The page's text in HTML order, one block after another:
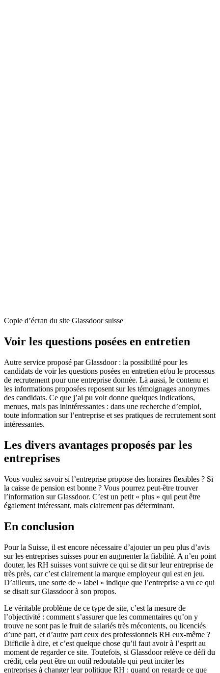
Copie d’écran du site Glassdoor suisse
Voir les questions posées en entretien
Autre service proposé par Glassdoor : la possibilité pour les
candidats de voir les questions posées en entretien et/ou le processus
de recrutement pour une entreprise donnée. Là aussi, le contenu et
les informations proposées reposent sur les témoignages anonymes
des candidats. Ce que j’ai pu voir donne quelques indications,
menues, mais pas inintéressantes : dans une recherche d’emploi,
toute information sur l’entreprise et ses pratiques de recrutement sont
intéressantes.
Les divers avantages proposés par les
entreprises
Vous voulez savoir si l’entreprise propose des horaires flexibles ? Si
la caisse de pension est bonne ? Vous pourrez peut-être trouver
l’information sur Glassdoor. C’est un petit « plus » qui peut être
également intéressant, mais clairement pas déterminant.
En conclusion
Pour la Suisse, il est encore nécessaire d’ajouter un peu plus d’avis
sur les entreprises suisses pour en augmenter la fiabilité. A n’en point
douter, les RH suisses vont suivre ce qui se dit sur leur entreprise de
très près, car c’est clairement la marque employeur qui est en jeu.
D’ailleurs, une sorte de « label » indique que l’entreprise a vu ce qui
se disait sur Glassdoor à son propos.
Le véritable problème de ce type de site, c’est la mesure de
l’objectivité : comment s’assurer que les commentaires qu’on y
trouve ne sont pas le fruit de salariés très mécontents, ou licenciés
d’une part, et d’autre part ceux des professionnels RH eux-même ?
Difficile à dire, et c’est quelque chose qu’il faut avoir à l’esprit au
moment de regarder ce site. Toutefois, si Glassdoor relève ce défi du
crédit, cela peut être un outil redoutable qui peut inciter les
entreprises à changer leur politique RH : quand on regarde ce que